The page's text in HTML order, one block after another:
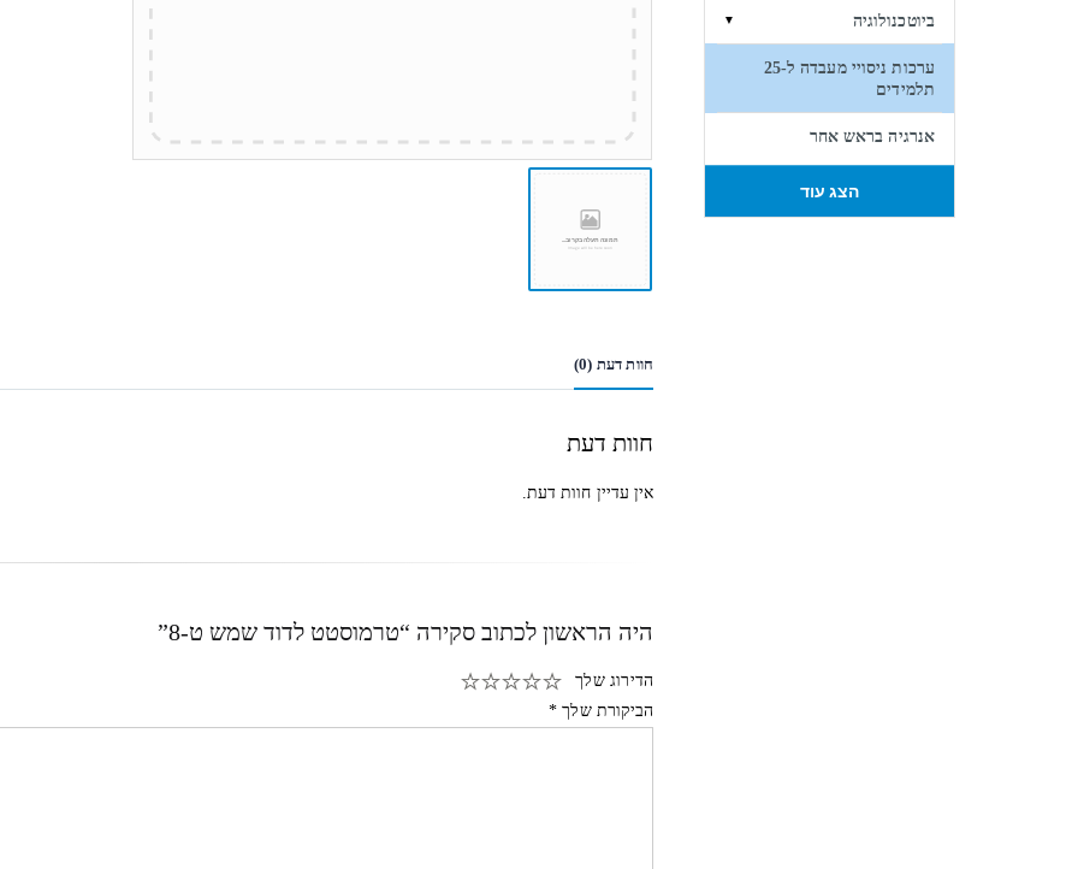
חוות דעת (0)
חוות דעת
אין עדיין חוות דעת.
היה הראשון לכתוב סקירה “טרמוסטט לדוד שמש ט-8”
הדירוג שלך
הביקורת שלך *
ביוטכנולוגיה ▼
ערכות ניסויי מעבדה ל-25
תלמידים
אנרגיה בראש אחר
הצג עוד